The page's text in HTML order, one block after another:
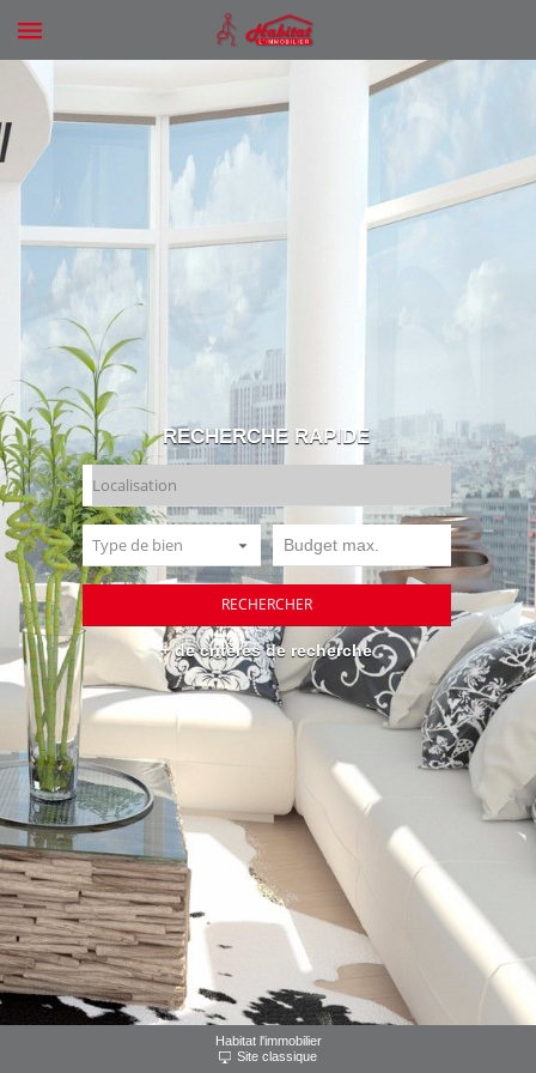
RECHERCHE RAPIDE
+ de critères de recherche
Habitat l'immobilier
Site classique